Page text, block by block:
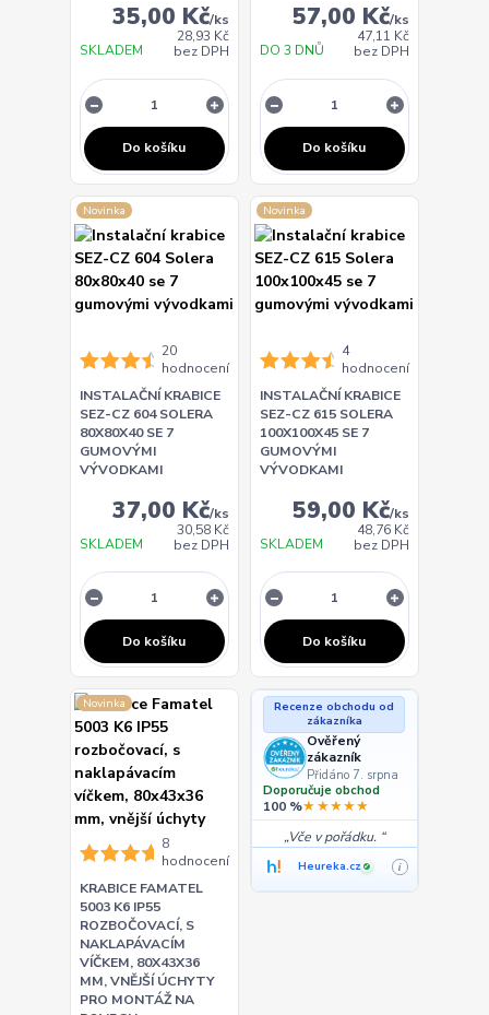
35,00 Kč/ks
28,93 Kč
bez DPH
SKLADEM
Do košíku
57,00 Kč/ks
47,11 Kč
bez DPH
DO 3 DNŮ
Do košíku
Novinka
20
hodnocení
INSTALAČNÍ KRABICE
SEZ-CZ 604 SOLERA
80X80X40 SE 7
GUMOVÝMI
VÝVODKAMI
37,00 Kč/ks
30,58 Kč
bez DPH
SKLADEM
Do košíku
Novinka
4
hodnocení
INSTALAČNÍ KRABICE
SEZ-CZ 615 SOLERA
100X100X45 SE 7
GUMOVÝMI
VÝVODKAMI
59,00 Kč/ks
48,76 Kč
bez DPH
SKLADEM
Do košíku
Novinka
8
hodnocení
KRABICE FAMATEL
5003 K6 IP55
ROZBOČOVACÍ, S
NAKLAPÁVACÍM
VÍČKEM, 80X43X36
MM, VNĚJŠÍ ÚCHYTY
PRO MONTÁŽ NA
Recenze obchodu od
zákazníka
Ověřený
zákazník
Přidáno 7. srpna
Doporučuje obchod
100 %★★★★★
Vče v pořádku.
Heureka.cz ✓ i